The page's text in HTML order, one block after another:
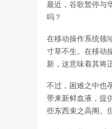
最近，谷歌暂停与
吗？
在移动操作系统领
寸草不生。在移动
新，这意味着其将
不过，困难之中也
带来新鲜血液，提
些东西束之高阁。